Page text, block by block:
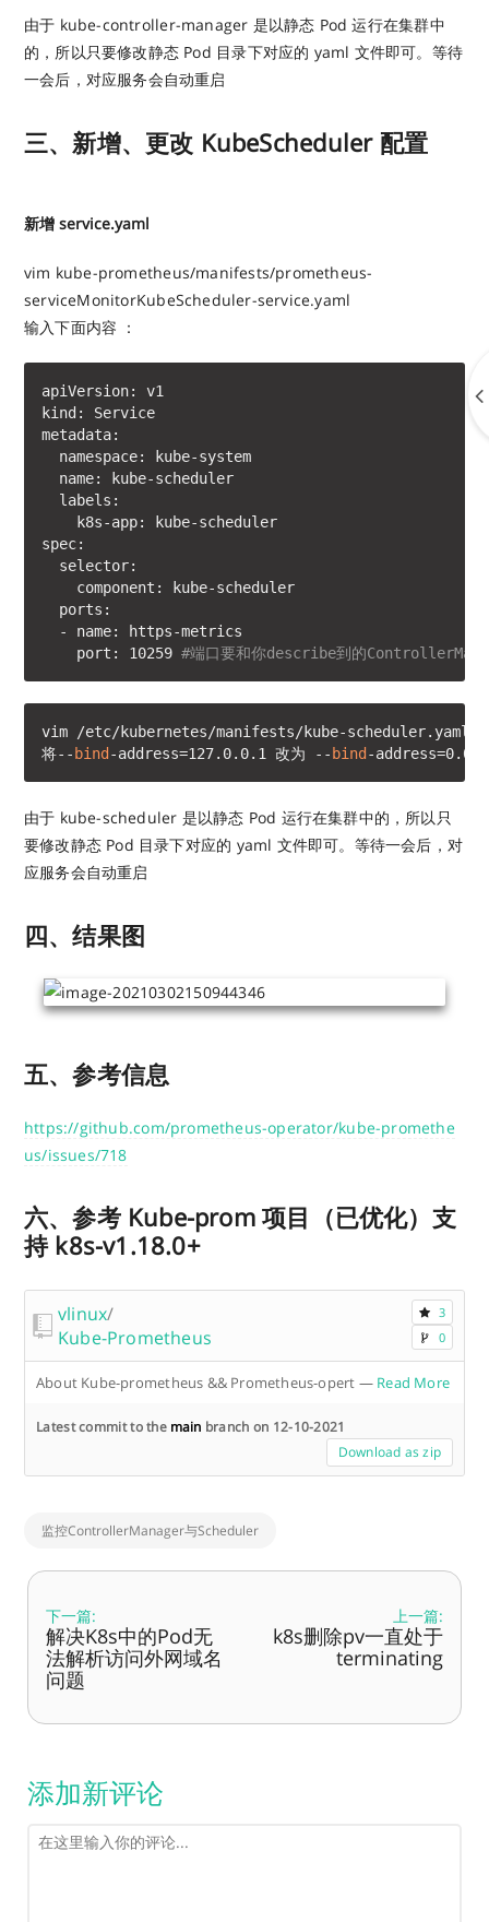
由于 kube-controller-manager 是以静态 Pod 运行在集群中
的，所以只要修改静态 Pod 目录下对应的 yaml 文件即可。等待
一会后，对应服务会自动重启
三、新增、更改 KubeScheduler 配置
新增 service.yaml
vim kube-prometheus/manifests/prometheus-
serviceMonitorKubeScheduler-service.yaml
输入下面内容 ：
apiVersion: v1
kind: Service
metadata:
  namespace: kube-system
  name: kube-scheduler
  labels:
    k8s-app: kube-scheduler
spec:
  selector:
    component: kube-scheduler
  ports:
  - name: https-metrics
    port: 10259
#端口要和你describe到的
vim /etc/kubernetes/manifests/kube-scheduler.yaml
将-- bind -address=127.0.0.1 改为 -- bind -
由于 kube-scheduler 是以静态 Pod 运行在集群中的，所以只
要修改静态 Pod 目录下对应的 yaml 文件即可。等待一会后，对
应服务会自动重启
四、结果图
五、参考信息
https://github.com/prometheus-operator/kube-promethe
us/issues/718
六、参考 Kube-prom 项目（已优化）支
持 k8s-v1.18.0+
vlinux/
Kube-Prometheus
3
0
About Kube-prometheus && Prometheus-opert — Read More
Latest commit to the main branch on 12-10-2021
Download as zip
监控ControllerManager与Scheduler
下一篇:
解决K8s中的Pod无
法解析访问外网域名
问题
上一篇:
k8s删除pv一直处于
terminating
添加新评论